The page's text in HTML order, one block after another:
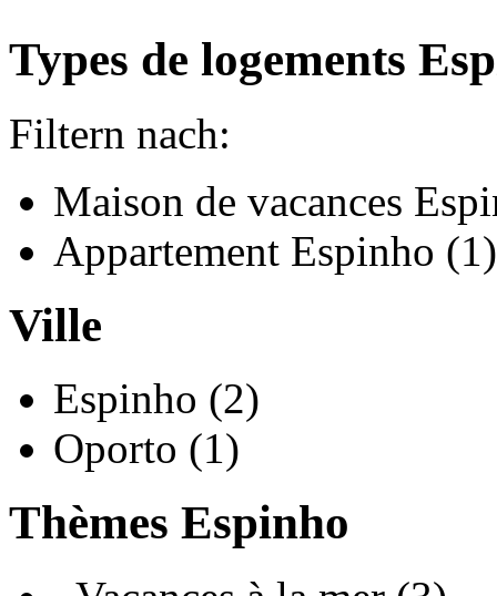
Types de logements
Filtern nach:
Maison de vacances
Appartement Espinho (1)
Ville
Espinho (2)
Oporto (1)
Thèmes Espinho